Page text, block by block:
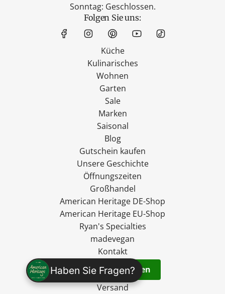
Haben Sie Fragen?
Sonntag: Geschlossen.
Folgen Sie uns:
Küche
Kulinarisches
Wohnen
Garten
Sale
Marken
Saisonal
Blog
Gutschein kaufen
Unsere Geschichte
Öffnungszeiten
Großhandel
American Heritage DE-Shop
American Heritage EU-Shop
Ryan's Specialties
madevegan
Kontakt
Vertrag widerrufen
Versand